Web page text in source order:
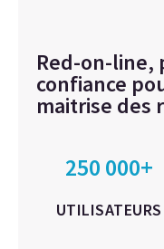
Red-on-line,
confiance
maitrise des
250 000+
UTILISATEURS